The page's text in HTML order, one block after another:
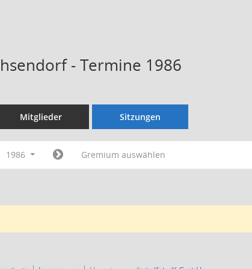
- Termine 1986
Mitglieder Sitzungen
1986 Gremium auswählen